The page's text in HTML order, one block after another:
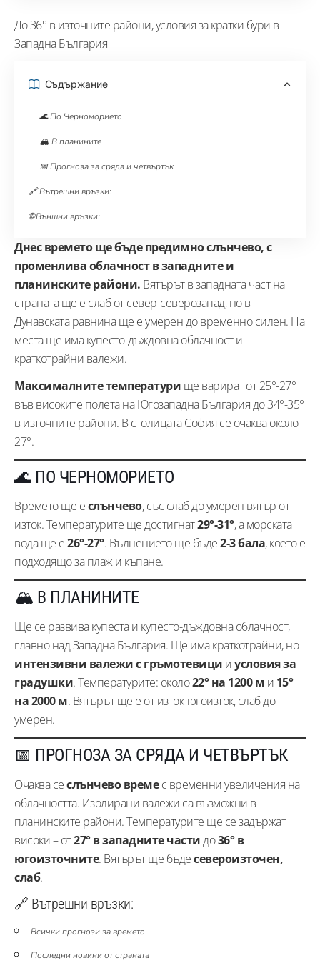
До 36° в източните райони, условия за кратки бури в
Западна България
Съдържание
🌊 По Черноморието
🏔️ В планините
📅 Прогноза за сряда и четвъртък
🔗 Вътрешни връзки:
🌐 Външни връзки:
Днес времето ще бъде предимно слънчево, с
променлива облачност в западните и
планинските райони. Вятърът в западната част на
страната ще е слаб от север-северозапад, но в
Дунавската равнина ще е умерен до временно силен. На
места ще има купесто-дъждовна облачност и
краткотрайни валежи.
Максималните температури ще варират от 25°-27°
във високите полета на Югозападна България до 34°-35°
в източните райони. В столицата София се очаква около
27°.
🌊 ПО ЧЕРНОМОРИЕТО
Времето ще еслънчево, със слаб до умерен вятър от
изток. Температурите ще достигнат29°-31°, а морската
вода ще е26°-27°. Вълнението ще бъде2-3 бала, което е
подходящо за плаж и къпане.
🏔️ В ПЛАНИНИТЕ
Ще се развива купеста и купесто-дъждовна облачност,
главно над Западна България. Ще има краткотрайни, но
интензивни валежи с гръмотевици иусловия за
градушки. Температурите: около22° на 1200 м и 15°
на 2000 м. Вятърът ще е от изток-югоизток, слаб до
умерен.
📅 ПРОГНОЗА ЗА СРЯДА И ЧЕТВЪРТЪК
Очаква сеслънчево времес временни увеличения на
облачността. Изолирани валежи са възможни в
планинските райони. Температурите ще се задържат
високи – от27° в западните частидо36° в
югоизточните. Вятърът ще бъдесевероизточен,
слаб.
🔗 Вътрешни връзки:
Всички прогнози за времето
Последни новини от страната